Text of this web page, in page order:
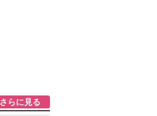
さらに見る